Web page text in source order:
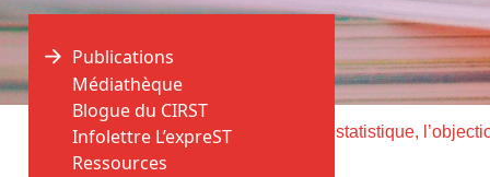
Accueil > Publications >
Publications
Médiathèque
Blogue du CIRST
Infolettre L’expreST
Ressources